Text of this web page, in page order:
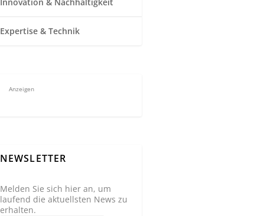
Expertise & Technik
Anzeigen
NEWSLETTER
Melden Sie sich hier an, um
laufend die aktuellsten News zu
erhalten.